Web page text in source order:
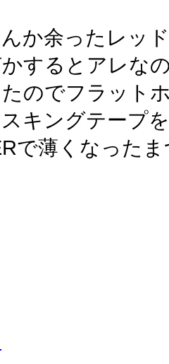
か余ったレッ
するとアレな
のでフラット
キングテープ
で薄くなった